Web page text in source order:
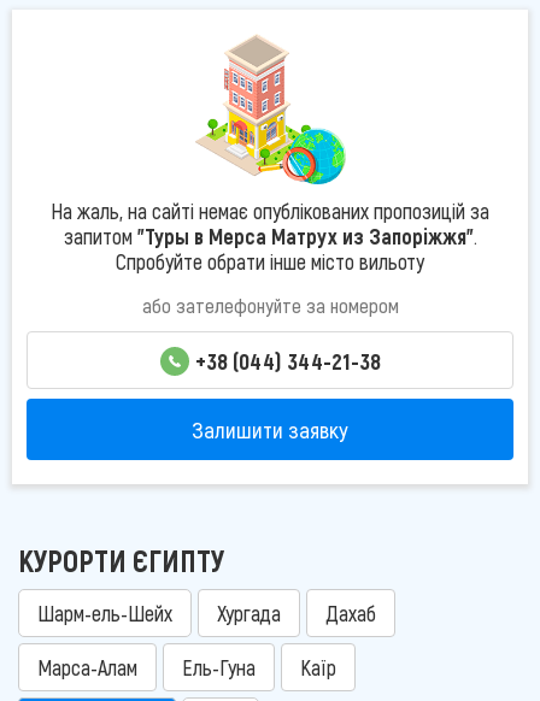
На жаль, на сайті немає опублікованих пропозицій за
запитом "Туры в Мерса Матрух из Запоріжжя".
Спробуйте обрати інше місто вильоту
або зателефонуйте за номером
+38 (044) 344-21-38
Залишити заявку
КУРОРТИ ЄГИПТУ
Шарм-ель-Шейх Хургада Дахаб
Марса-Алам Ель-Гуна Каїр